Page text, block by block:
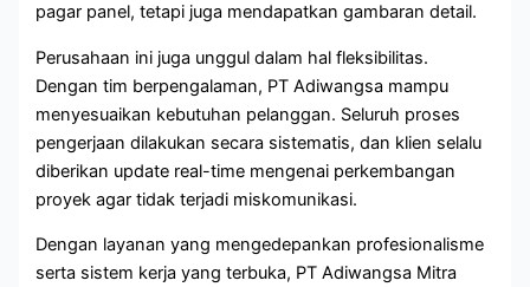
pagar panel, tetapi juga mendapatkan gambaran detail.
Perusahaan ini juga unggul dalam hal fleksibilitas.
Dengan tim berpengalaman, PT Adiwangsa mampu
menyesuaikan kebutuhan pelanggan. Seluruh proses
pengerjaan dilakukan secara sistematis, dan klien selalu
diberikan update real-time mengenai perkembangan
proyek agar tidak terjadi miskomunikasi.
Dengan layanan yang mengedepankan profesionalisme
serta sistem kerja yang terbuka, PT Adiwangsa Mitra